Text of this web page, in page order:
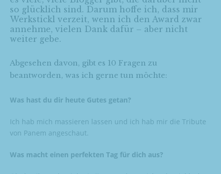
so glücklich sind. Darum hoffe ich, dass mir
Werkstickl verzeit, wenn ich den Award zwar
annehme, vielen Dank dafür – aber nicht
weiter gebe.
Abgesehen davon, gibt es 10 Fragen zu
beantworden, was ich gerne tun möchte:
Was hast du dir heute Gutes getan?
Ich hab mich massieren lassen und ich hab mir die Tribute
von Panem angeschaut.
Was macht einen perfekten Tag für dich aus?